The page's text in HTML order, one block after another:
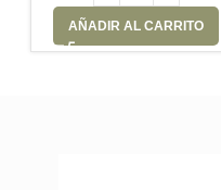
AÑADIR AL CARRITO